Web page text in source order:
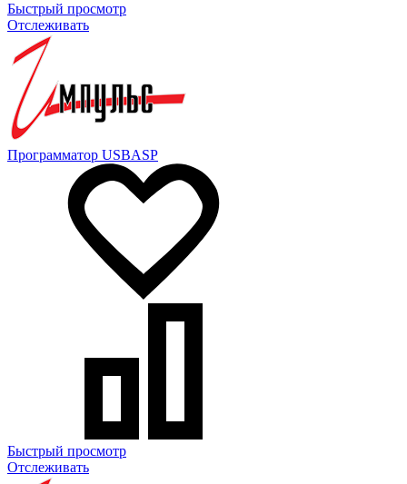
Быстрый просмотр
Отслеживать
Программатор USBASP
Быстрый просмотр
Отслеживать